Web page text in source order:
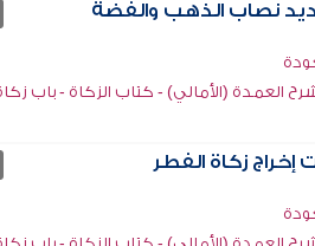
نصاب الذهب والفضة
العمدة (الأمالي) - كتاب الزكاة - باب
إخراج زكاة الفطر